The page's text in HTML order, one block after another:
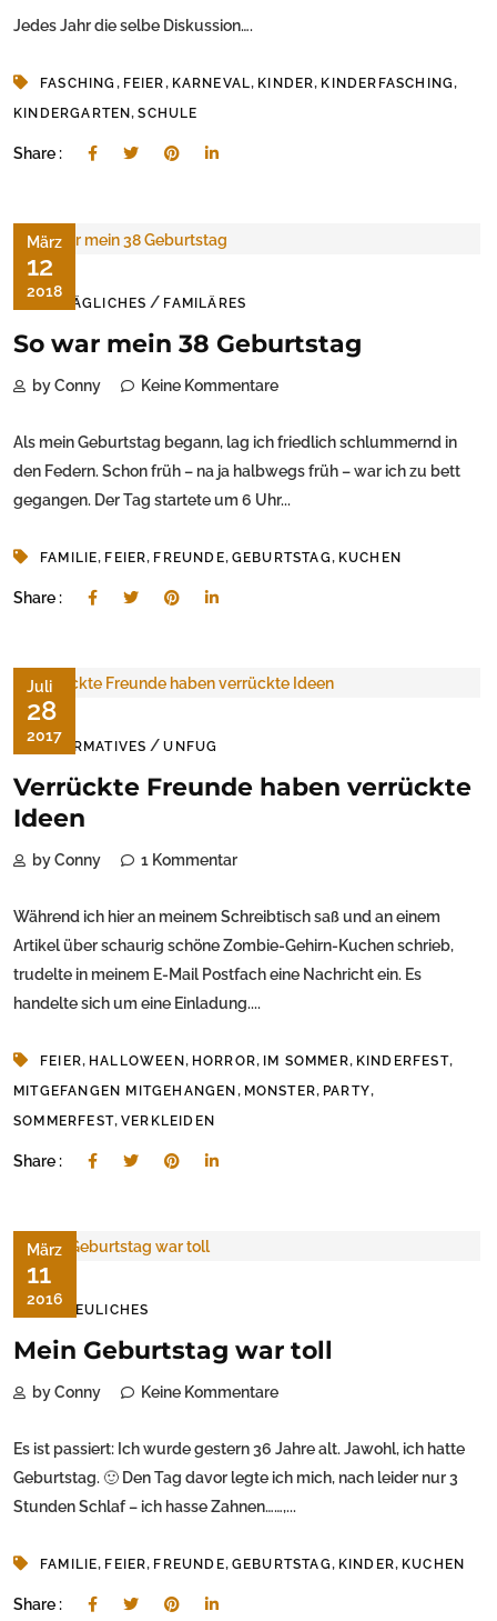
Jedes Jahr die selbe Diskussion….
FASCHING , FEIER, KARNEVAL, KINDER, KINDERFASCHING,
KINDERGARTEN,SCHULE
Share :
März
12
2018
ALLTÄGLICHES / FAMILÄRES
So war mein 38 Geburtstag
by Conny Keine Kommentare
Als mein Geburtstag begann, lag ich friedlich schlummernd in
den Federn. Schon früh – na ja halbwegs früh – war ich zu bett
gegangen. Der Tag startete um 6 Uhr...
FAMILIE, FEIER, FREUNDE, GEBURTSTAG, KUCHEN
Share :
Juli
28
2017
INFORMATIVES /UNFUG
Verrückte Freunde haben verrückte
Ideen
by Conny 1 Kommentar
Während ich hier an meinem Schreibtisch saß und an einem
Artikel über schaurig schöne Zombie-Gehirn-Kuchen schrieb,
trudelte in meinem E-Mail Postfach eine Nachricht ein. Es
handelte sich um eine Einladung....
FEIER, HALLOWEEN , HORROR, IM SOMMER, KINDERFEST,
MITGEFANGEN MITGEHANGEN , MONSTER, PARTY,
SOMMERFEST, VERKLEIDEN
Share :
März
11
2016
ERFREULICHES
Mein Geburtstag war toll
by Conny Keine Kommentare
Es ist passiert: Ich wurde gestern 36 Jahre alt. Jawohl, ich hatte
Geburtstag. 🙂 Den Tag davor legte ich mich, nach leider nur 3
Stunden Schlaf – ich hasse Zahnen……,...
FAMILIE, FEIER, FREUNDE, GEBURTSTAG, KINDER, KUCHEN
Share :